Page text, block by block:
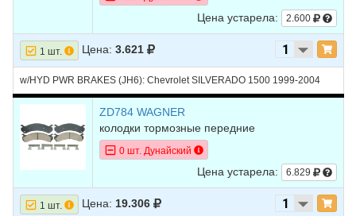
Цена устарела: 2.600
1 шт. Цена: 3.621
w/HYD PWR BRAKES (JH6): Chevrolet SILVERADO 1500 1999-2004
ZD784 WAGNER
колодки тормозные передние
0 шт. Дунайский
Цена устарела: 6.829
1 шт. Цена: 19.306